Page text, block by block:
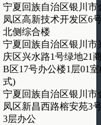
宁夏回族自治区银川市
凤区高新技术开发区6
北侧综合楼
宁夏回族自治区银川市
庆区兴水路1号绿地21
B区17号办公楼1层01
式)
宁夏回族自治区银川市
凤区新昌西路榕安苑3
3层办公